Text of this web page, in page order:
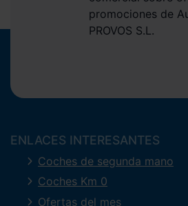
promociones de
PROVOS S.L.
ENLACES INTERESANTES
Coches de segunda mano
Coches Km 0
Ofertas del mes